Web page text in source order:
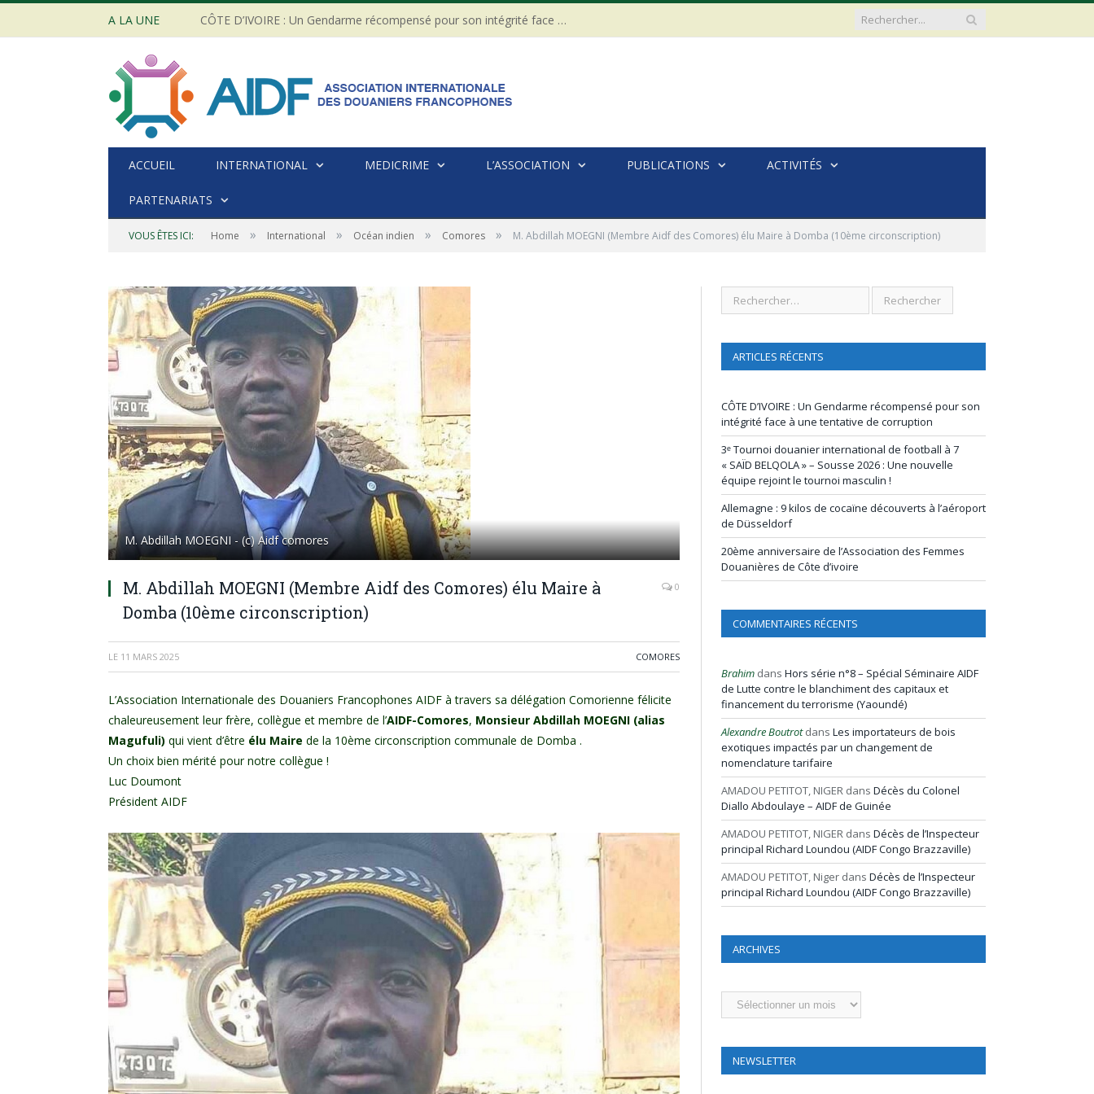
A LA UNE CÔTE D’IVOIRE : Un Gendarme récompensé pour son intégrité face à une tentative de corruption
ACCUEIL INTERNATIONAL MEDICRIME L’ASSOCIATION PUBLICATIONS ACTIVITÉS
PARTENARIATS
VOUS ÊTES ICI: Home » International » Océan indien » Comores » M. Abdillah MOEGNI (Membre Aidf des Comores) élu Maire à Domba (10ème circonscription)
M. Abdillah MOEGNI - (c) Aidf comores
M. Abdillah MOEGNI (Membre Aidf des Comores) élu Maire à
Domba (10ème circonscription)
0
LE 11 MARS 2025 COMORES
L’Association Internationale des Douaniers Francophones AIDF à travers sa délégation Comorienne félicite
chaleureusement leur frère, collègue et membre de l’AIDF-Comores, Monsieur Abdillah MOEGNI (alias
Magufuli) qui vient d’être élu Maire de la 10ème circonscription communale de Domba .
Un choix bien mérité pour notre collègue !
Luc Doumont
Président AIDF
ARTICLES RÉCENTS
CÔTE D’IVOIRE : Un Gendarme récompensé pour son
intégrité face à une tentative de corruption
3ᵉ Tournoi douanier international de football à 7
« SAÏD BELQOLA » – Sousse 2026 : Une nouvelle
équipe rejoint le tournoi masculin !
Allemagne : 9 kilos de cocaïne découverts à l’aéroport
de Düsseldorf
20ème anniversaire de l’Association des Femmes
Douanières de Côte d’ivoire
COMMENTAIRES RÉCENTS
Brahim dans Hors série n°8 – Spécial Séminaire AIDF
de Lutte contre le blanchiment des capitaux et
financement du terrorisme (Yaoundé)
Alexandre Boutrotdans Les importateurs de bois
exotiques impactés par un changement de
nomenclature tarifaire
AMADOU PETITOT, NIGER dans Décès du Colonel
Diallo Abdoulaye – AIDF de Guinée
AMADOU PETITOT, NIGER dans Décès de l’Inspecteur
principal Richard Loundou (AIDF Congo Brazzaville)
AMADOU PETITOT, Niger dans Décès de l’Inspecteur
principal Richard Loundou (AIDF Congo Brazzaville)
ARCHIVES
Archives
NEWSLETTER